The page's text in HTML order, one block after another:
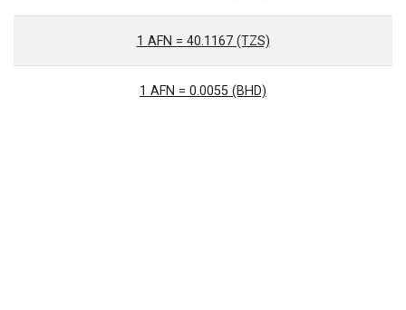
1 AFN = 40.1167 (TZS)
1 AFN = 0.0055 (BHD)